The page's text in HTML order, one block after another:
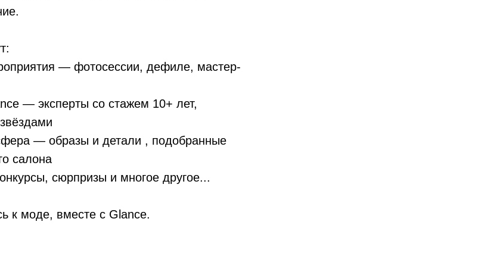
— фотосессии, дефиле, мастер-
— эксперты со стажем 10+ лет,
— образы и детали , подобранные
салона
сюрпризы и многое другое...
к моде, вместе с Glance.